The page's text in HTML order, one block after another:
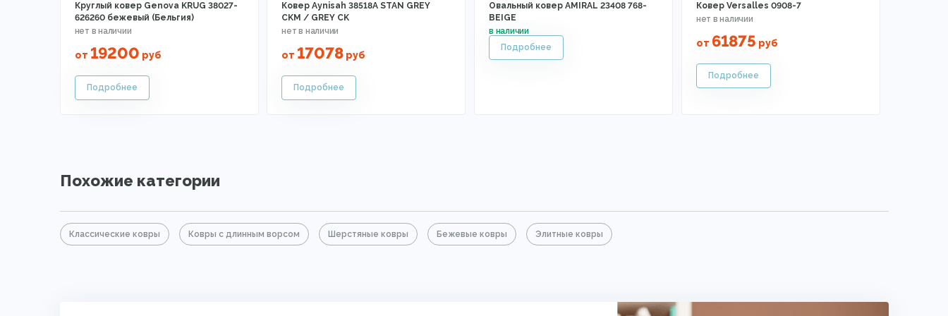
Круглый ковер Genova KRUG 38027-
626260 бежевый (Бельгия)
от 19200 руб
Ковер Aynisah 38518A STAN GREY
CKM / GREY CK
от 17078 руб
Овальный ковер AMIRAL 23408 768-
BEIGE
Ковер Versalles 0908-7
от 61875 руб
Похожие категории
Классические ковры Ковры с длинным ворсом Шерстяные ковры Бежевые ковры Элитные ковры